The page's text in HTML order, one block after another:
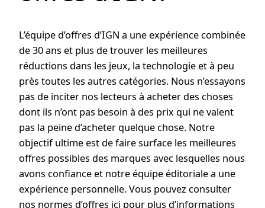
L’équipe d’offres d’IGN a une expérience combinée
de 30 ans et plus de trouver les meilleures
réductions dans les jeux, la technologie et à peu
près toutes les autres catégories. Nous n’essayons
pas de inciter nos lecteurs à acheter des choses
dont ils n’ont pas besoin à des prix qui ne valent
pas la peine d’acheter quelque chose. Notre
objectif ultime est de faire surface les meilleures
offres possibles des marques avec lesquelles nous
avons confiance et notre équipe éditoriale a une
expérience personnelle. Vous pouvez consulter
nos normes d’offres ici pour plus d’informations